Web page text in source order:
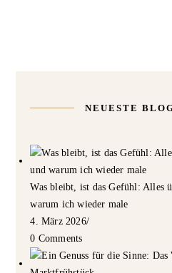
NEUESTE
Was bleibt, ist das Gefühl: Alles
warum ich wieder male
4. März 2026/
0 Comments